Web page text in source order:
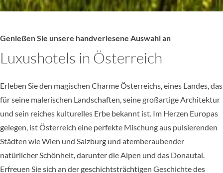
Genießen Sie unsere handverlesene Auswahl an
Luxushotels in Österreich
Erleben Sie den magischen Charme Österreichs, eines Landes, das
für seine malerischen Landschaften, seine großartige Architektur
und sein reiches kulturelles Erbe bekannt ist. Im Herzen Europas
gelegen, ist Österreich eine perfekte Mischung aus pulsierenden
Städten wie Wien und Salzburg und atemberaubender
natürlicher Schönheit, darunter die Alpen und das Donautal.
Erfreuen Sie sich an der geschichtsträchtigen Geschichte des